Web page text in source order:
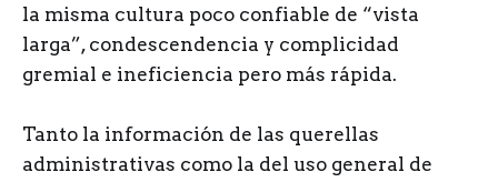
la misma cultura poco confiable de “vista
larga”, condescendencia y complicidad
gremial e ineficiencia pero más rápida.
Tanto la información de las querellas
administrativas como la del uso general de